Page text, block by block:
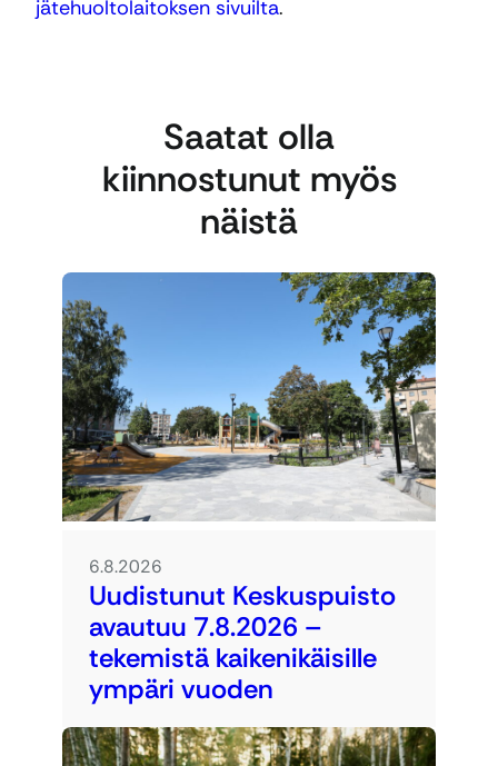
jätehuoltolaitoksen sivuilta.
Saatat olla
kiinnostunut myös
näistä
6.8.2026
Uudistunut Keskuspuisto
avautuu 7.8.2026 –
tekemistä kaikenikäisille
ympäri vuoden